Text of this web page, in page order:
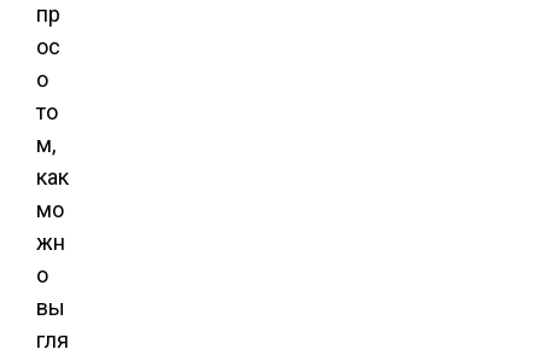
пр
ос
о
то
м,
как
мо
жн
о
вы
гля